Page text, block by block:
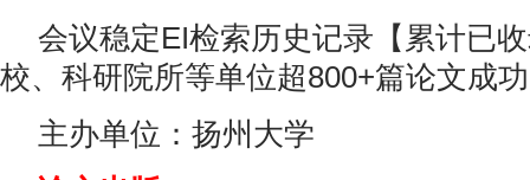
会议稳定EI检索历史记录【累计已
校、科研院所等单位超800+篇论文成
主办单位：扬州大学